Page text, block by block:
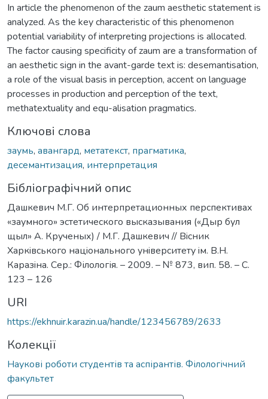
In article the phenomenon of the zaum aesthetic statement is
analyzed. As the key characteristic of this phenomenon
potential variability of interpreting projections is allocated.
The factor causing specificity of zaum are a transformation of
an aesthetic sign in the avant-garde text is: desemantisation,
a role of the visual basis in perception, accent on language
processes in production and perception of the text,
methatextuality and equ-alisation pragmatics.
Ключові слова
заумь, авангард, метатекст, прагматика,
десемантизация, интерпретация
Бібліографічний опис
Дашкевич М.Г. Об интерпретационных перспективах
«заумного» эстетического высказывания («Дыр бул
щыл» А. Крученых) / М.Г. Дашкевич // Вiсник
Харкiвського нацiонального унiверситету iм. В.Н.
Каразiна. Сер.: Філологія. – 2009. – № 873, вип. 58. – С.
123 – 126
URI
https://ekhnuir.karazin.ua/handle/123456789/2633
Колекції
Наукові роботи студентів та аспірантів. Філологічний
факультет